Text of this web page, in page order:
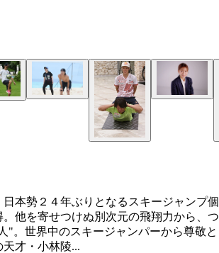
６月にかけて行なった沖縄・宮古島合宿
的な判断力を養うためのビーチバレーや
日本勢２４年ぶりとなるスキージャンプ個
。他を寄せつけぬ別次元の飛翔力から、つ
"。世界中のスキージャンパーから尊敬と
才・小林陵...